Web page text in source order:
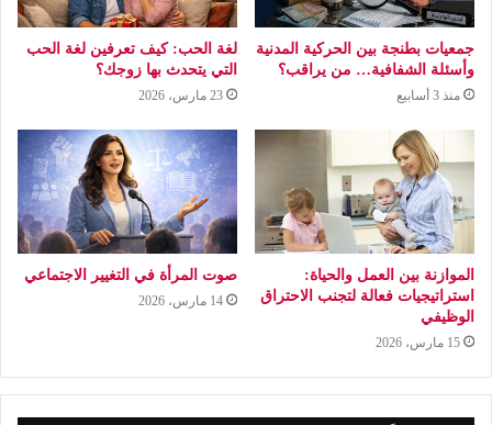
جمعيات بطنجة بين الحركية المدنية
وأسئلة الشفافية… من يراقب؟
منذ 3 أسابيع
لغة الحب: كيف تعرفين لغة الحب
التي يتحدث بها زوجك؟
23 مارس، 2026
الموازنة بين العمل والحياة:
استراتيجيات فعالة لتجنب الاحتراق
الوظيفي
15 مارس، 2026
صوت المرأة في التغيير الاجتماعي
14 مارس، 2026